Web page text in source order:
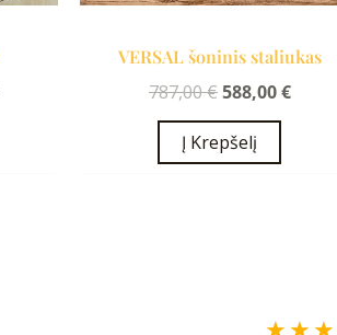
VERSAL šoninis staliukas
787,00€588,00€
Į Krepšelį